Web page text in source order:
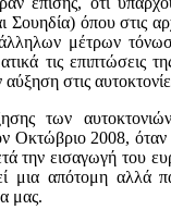
όπου στις
μέτρων
τις επιπτώσεις
στις
των
Οκτώβριο 2008,
την εισαγωγή του
μια απότομη αλλά
μας.